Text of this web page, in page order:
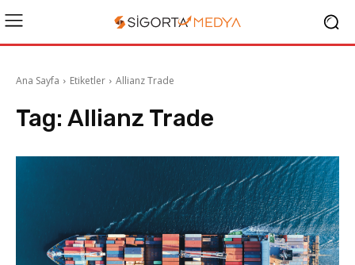
Ana Sayfa Etiketler Allianz Trade
Tag: Allianz Trade